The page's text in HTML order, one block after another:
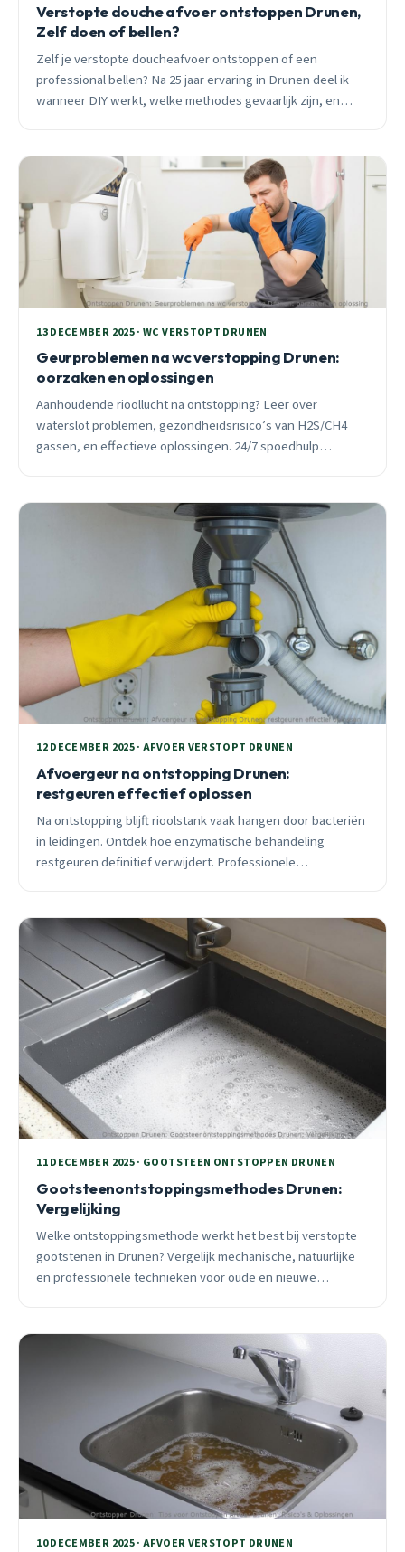
Verstopte douche afvoer ontstoppen Drunen,
Zelf doen of bellen?
Zelf je verstopte doucheafvoer ontstoppen of een
professional bellen? Na 25 jaar ervaring in Drunen deel ik
wanneer DIY werkt, welke methodes gevaarlijk zijn, en
13 DECEMBER 2025 · WC VERSTOPT DRUNEN
Geurproblemen na wc verstopping Drunen:
oorzaken en oplossingen
Aanhoudende rioollucht na ontstopping? Leer over
waterslot problemen, gezondheidsrisico’s van H2S/CH4
gassen, en effectieve oplossingen. 24/7 spoedhulp
12 DECEMBER 2025 · AFVOER VERSTOPT DRUNEN
Afvoergeur na ontstopping Drunen:
restgeuren effectief oplossen
Na ontstopping blijft rioolstank vaak hangen door bacteriën
in leidingen. Ontdek hoe enzymatische behandeling
restgeuren definitief verwijdert. Professionele
11 DECEMBER 2025 · GOOTSTEEN ONTSTOPPEN DRUNEN
Gootsteenontstoppingsmethodes Drunen:
Vergelijking
Welke ontstoppingsmethode werkt het best bij verstopte
gootstenen in Drunen? Vergelijk mechanische, natuurlijke
en professionele technieken voor oude en nieuwe
10 DECEMBER 2025 · AFVOER VERSTOPT DRUNEN